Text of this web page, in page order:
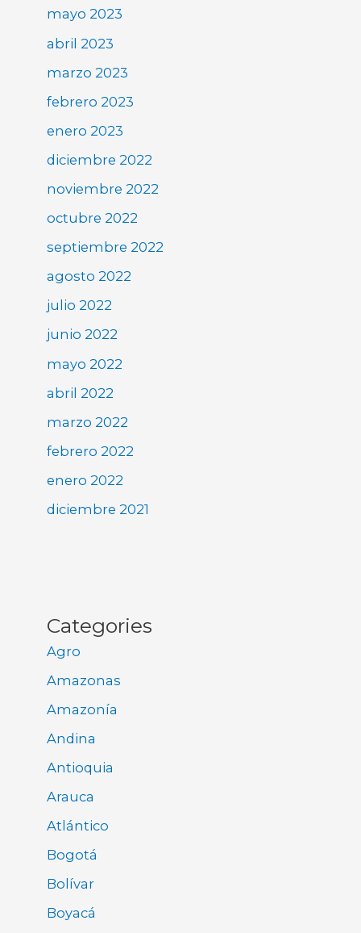
mayo 2023
abril 2023
marzo 2023
febrero 2023
enero 2023
diciembre 2022
noviembre 2022
octubre 2022
septiembre 2022
agosto 2022
julio 2022
junio 2022
mayo 2022
abril 2022
marzo 2022
febrero 2022
enero 2022
diciembre 2021
Categories
Agro
Amazonas
Amazonía
Andina
Antioquia
Arauca
Atlántico
Bogotá
Bolívar
Boyacá